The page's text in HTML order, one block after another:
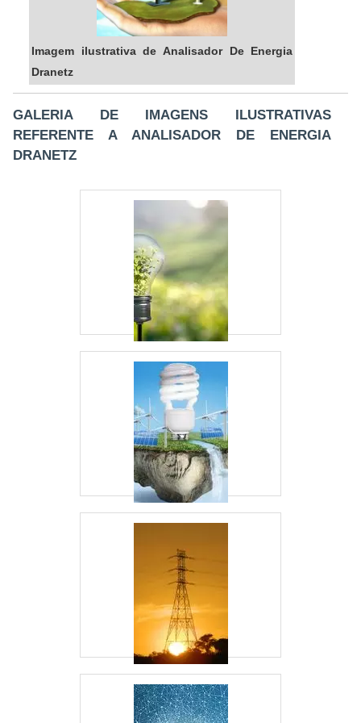
QUAL É A DIFERENÇA ENTRE OS
MODELOS PORTÁTEIS E FIXOS?
Os modelos portáteis são ideais para medições
temporárias e diagnósticos rápidos, enquanto os
modelos fixos são melhores para monitoramento
contínuo e análise detalhada.
COMO POSSO ADQUIRIR UM
ANALISADOR DRANETZ?
Você pode adquirir analisadores Dranetz através
Energia24Horas, que oferece uma ampla gama
de opções para atender às suas necessidades.
SOBRE ENERGIA24HORAS
A Energia24Horas é uma referência no
fornecimento de soluções de monitoramento de
energia, oferecendo produtos de alta qualidade
com suporte técnico especializado. Com anos de
experiência no mercado, a Energia24Horas é
reconhecida por sua dedicação à excelência e
inovação no setor de energia.
CONCLUSÃO
analisador de energia Dranetz
um passo significativo para qualquer empresa que
busca otimizar seu consumo energético e melhorar
a eficiência operacional. Com o suporte da
, você pode garantir que está
fazendo a escolha certa para suas necessidades
energéticas. Entre em contato conosco hoje
mesmo e descubra como podemos ajudar a
transformar sua abordagem energética!
Imagem ilustrativa de Analisador De Energia
Dranetz
GALERIA DE IMAGENS ILUSTRATIVAS
REFERENTE A ANALISADOR DE ENERGIA
DRANETZ